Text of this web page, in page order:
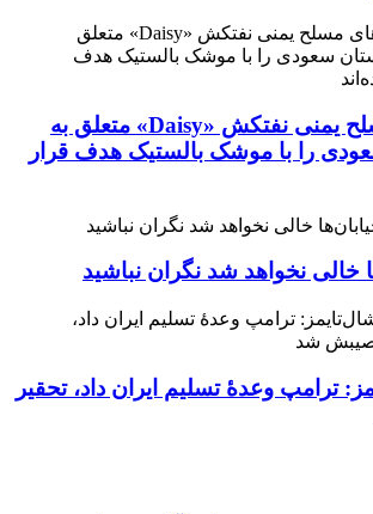
نیروهای مسلح یمنی نفتکش «Daisy» متعلق به
را با موشک بالستیک هدف قرار
خالی نخواهد شد نگران نباشید
ترامپ وعدۀ تسلیم ایران داد، تحقیر